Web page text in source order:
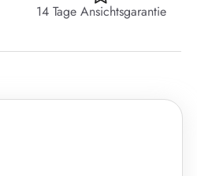
14 Tage Ansichtsgarantie